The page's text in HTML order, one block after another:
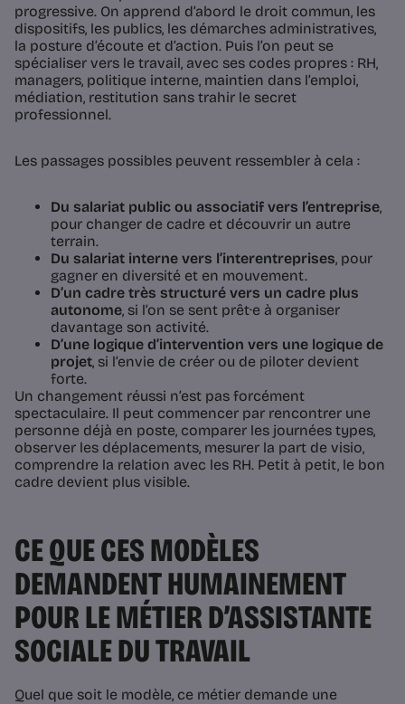
progressive. On apprend d’abord le droit commun, les
dispositifs, les publics, les démarches administratives,
la posture d’écoute et d’action. Puis l’on peut se
spécialiser vers le travail, avec ses codes propres : RH,
managers, politique interne, maintien dans l’emploi,
médiation, restitution sans trahir le secret
professionnel.
Les passages possibles peuvent ressembler à cela :
Du salariat public ou associatif vers l’entreprise,
pour changer de cadre et découvrir un autre
terrain.
Du salariat interne vers l’interentreprises, pour
gagner en diversité et en mouvement.
D’un cadre très structuré vers un cadre plus
autonome, si l’on se sent prêt·e à organiser
davantage son activité.
D’une logique d’intervention vers une logique de
projet, si l’envie de créer ou de piloter devient
forte.
Un changement réussi n’est pas forcément
spectaculaire. Il peut commencer par rencontrer une
personne déjà en poste, comparer les journées types,
observer les déplacements, mesurer la part de visio,
comprendre la relation avec les RH. Petit à petit, le bon
cadre devient plus visible.
CE QUE CES MODÈLES
DEMANDENT HUMAINEMENT
POUR LE MÉTIER D’ASSISTANTE
SOCIALE DU TRAVAIL
Quel que soit le modèle, ce métier demande une